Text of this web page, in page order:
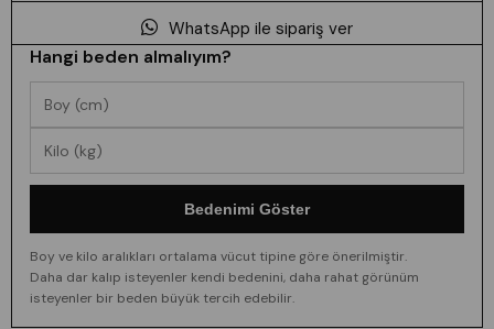
WhatsApp ile sipariş ver
Hangi beden almalıyım?
Bedenimi Göster
Boy ve kilo aralıkları ortalama vücut tipine göre önerilmiştir.
Daha dar kalıp isteyenler kendi bedenini, daha rahat görünüm
isteyenler bir beden büyük tercih edebilir.